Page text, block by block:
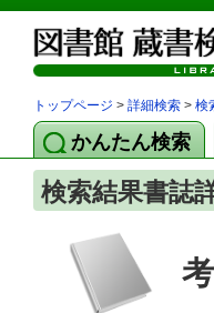
トップページ > 詳細検索 > 検
かんたん検索
検索結果書誌